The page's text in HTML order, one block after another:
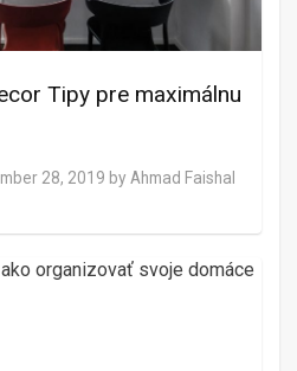
Tipy pre maximálnu
28, 2019 by Ahmad Faishal